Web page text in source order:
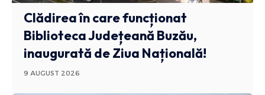
Clădirea în care funcționat
Biblioteca Județeană Buzău,
inaugurată de Ziua Națională!
9 AUGUST 2026